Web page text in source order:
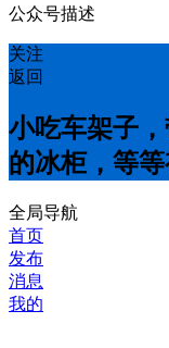
公众号描述
关注
返回
小吃车架子
的冰柜，等
全局导航
首页
发布
消息
我的